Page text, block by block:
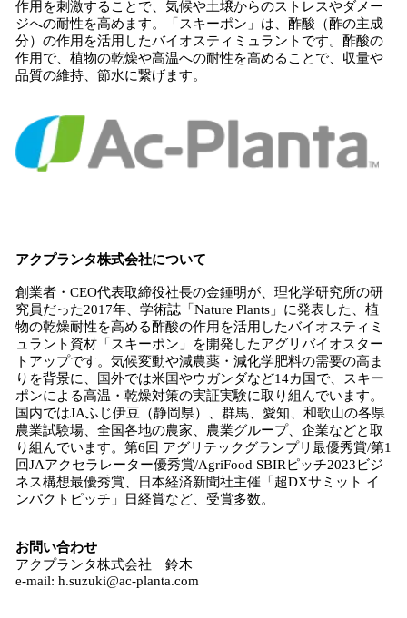
作用を刺激することで、気候や土壌からのストレスやダメー
ジへの耐性を高めます。「スキーポン」は、酢酸（酢の主成
分）の作用を活用したバイオスティミュラントです。酢酸の
作用で、植物の乾燥や高温への耐性を高めることで、収量や
品質の維持、節水に繋げます。
アクプランタ株式会社について
創業者・CEO代表取締役社長の金鍾明が、理化学研究所の研
究員だった2017年、学術誌「Nature Plants」に発表した、植
物の乾燥耐性を高める酢酸の作用を活用したバイオスティミ
ュラント資材「スキーポン」を開発したアグリバイオスター
トアップです。気候変動や減農薬・減化学肥料の需要の高ま
りを背景に、国外では米国やウガンダなど14カ国で、スキー
ポンによる高温・乾燥対策の実証実験に取り組んでいます。
国内ではJAふじ伊豆（静岡県）、群馬、愛知、和歌山の各県
農業試験場、全国各地の農家、農業グループ、企業などと取
り組んでいます。第6回 アグリテックグランプリ最優秀賞/第1
回JAアクセラレーター優秀賞/AgriFood SBIRピッチ2023ビジ
ネス構想最優秀賞、日本経済新聞社主催「超DXサミット イ
ンパクトピッチ」日経賞など、受賞多数。
お問い合わせ
アクプランタ株式会社 鈴木
e-mail: h.suzuki@ac-planta.com